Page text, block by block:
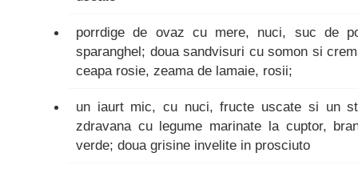
porrdige de ovaz cu mere, nuci, suc de
sparanghel; doua sandvisuri cu somon si
ceapa rosie, zeama de lamaie, rosii;
un iaurt mic, cu nuci, fructe uscate si un
zdravana cu legume marinate la cuptor,
verde; doua grisine invelite in prosciuto